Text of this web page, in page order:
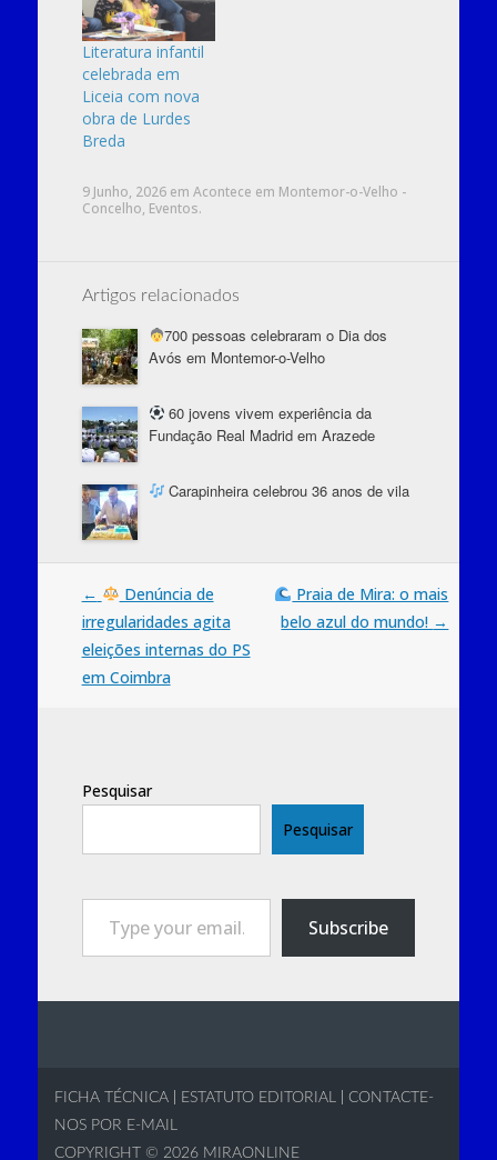
Literatura infantil
celebrada em
Liceia com nova
obra de Lurdes
Breda
9 Junho, 2026em Acontece em Montemor-o-Velho -
Concelho, Eventos.
Artigos relacionados
700 pessoas celebraram o Dia dos
Avós em Montemor-o-Velho
60 jovens vivem experiência da
Fundação Real Madrid em Arazede
Carapinheira celebrou 36 anos de vila
Post
navigation
←
Denúncia de
irregularidades agita
eleições internas do PS
em Coimbra
Praia de Mira: o mais
belo azul do mundo! →
Pesquisar
Pesquisar
Type your email…
Subscribe
FICHA TÉCNICA| ESTATUTO EDITORIAL| CONTACTE-
NOS POR E-MAIL
COPYRIGHT © 2026MIRAONLINE